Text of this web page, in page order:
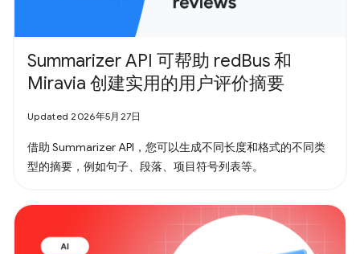
Summarizer API 可帮助 redBus 和
Miravia 创建实用的用户评价摘要
Updated 2026年5月27日
借助 Summarizer API，您可以生成不同长度和格式的不同类
型的摘要，例如句子、段落、项目符号列表等。